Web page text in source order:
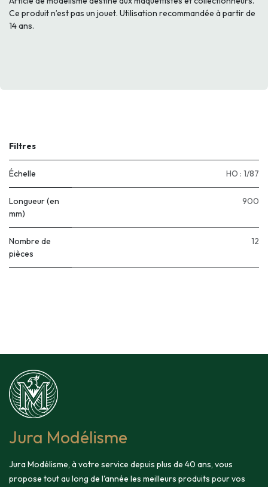
Ce produit n’est pas un jouet. Utilisation recommandée à partir de
14 ans.
Filtres
Échelle HO : 1/87
Longueur (en
mm)
900
Nombre de
pièces
12
Jura Modélisme
Jura Modélisme, à votre service depuis plus de 40 ans, vous
propose tout au long de l'année les meilleurs produits pour vos